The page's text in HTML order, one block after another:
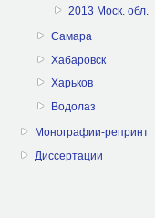
2013 Моск. обл.
Самара
Хабаровск
Харьков
Водолаз
Монографии-репринт
Диссертации